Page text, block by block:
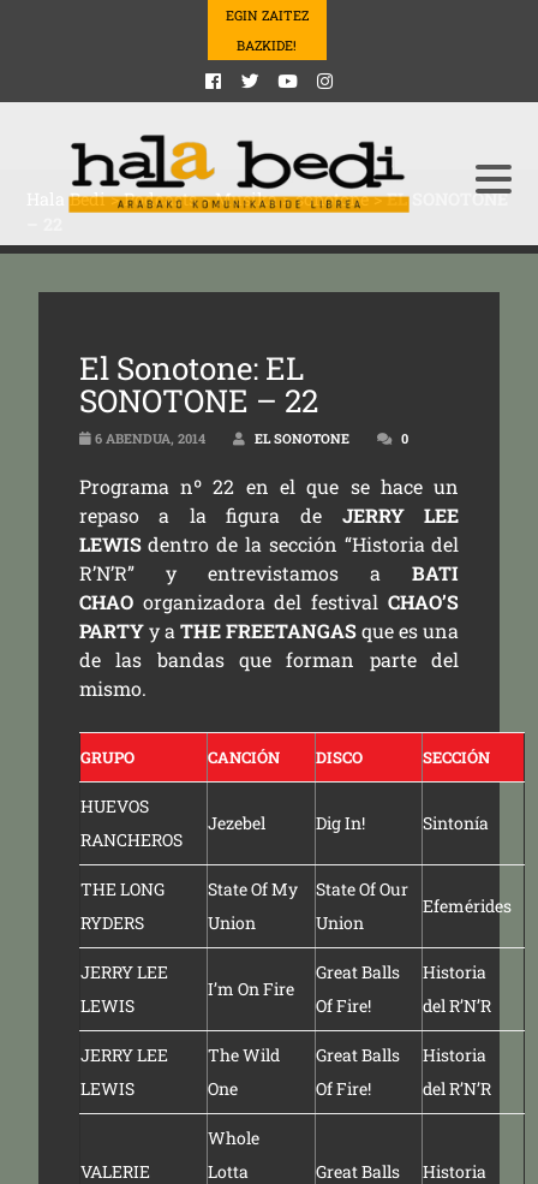
EGIN ZAITEZ
BAZKIDE!
Hala Bedi>Podcasts>Musika>sonotone>EL SONOTONE
El Sonotone: EL
SONOTONE – 22
6 ABENDUA, 2014 EL SONOTONE 0
Programa nº 22 en el que se hace un
repaso a la figura de JERRY LEE
LEWISdentro de la sección “Historia del
R’N’R” y entrevistamos aBATI
CHAO organizadora del festivalCHAO’S
PARTYy a THE FREETANGASque es una
de las bandas que forman parte del
mismo.
GRUPO CANCIÓN DISCO SECCIÓN
HUEVOS
RANCHEROS
Jezebel Dig In! Sintonía
THE LONG
RYDERS
State Of My
Union
State Of Our
Union
Efemérides
JERRY LEE
LEWIS
I’m On Fire
Great Balls
Of Fire!
Historia
del R’N’R
JERRY LEE
LEWIS
The Wild
One
Great Balls
Of Fire!
Historia
del R’N’R
VALERIE
Whole
Lotta
Great Balls
Historia